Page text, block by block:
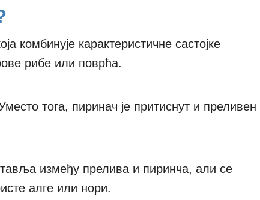
комбинује карактеристичне састојке
рибе или поврћа.
тога, пиринач је притиснут и преливен
између прелива и пиринча, али се
алге или нори.